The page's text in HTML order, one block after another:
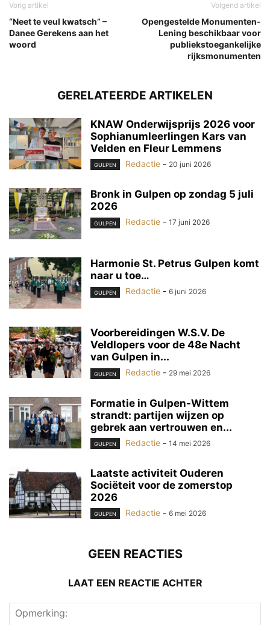
Vorig artikel
“Neet te veul kwatsch” –
Danee Gerekens aan het
woord
Volgend artikel
Opengestelde Monumenten-
Lening beschikbaar voor
publiekstoegankelijke
rijksmonumenten
GERELATEERDE ARTIKELEN
KNAW Onderwijsprijs 2026 voor
Sophianumleerlingen Kars van
Velden en Fleur Lemmens
GULPEN Redactie - 20 juni 2026
Bronk in Gulpen op zondag 5 juli
2026
GULPEN Redactie - 17 juni 2026
Harmonie St. Petrus Gulpen komt
naar u toe…
GULPEN Redactie - 6 juni 2026
Voorbereidingen W.S.V. De
Veldlopers voor de 48e Nacht
van Gulpen in...
GULPEN Redactie - 29 mei 2026
Formatie in Gulpen-Wittem
strandt: partijen wijzen op
gebrek aan vertrouwen en...
GULPEN Redactie - 14 mei 2026
Laatste activiteit Ouderen
Sociëteit voor de zomerstop
2026
GULPEN Redactie - 6 mei 2026
GEEN REACTIES
LAAT EEN REACTIE ACHTER